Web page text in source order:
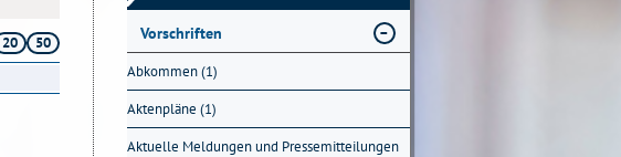
20
50
Vorschriften
Abkommen (1)
Aktenpläne (1)
Aktuelle Meldungen und Pressemitteilungen